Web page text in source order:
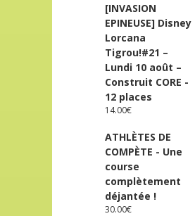
[INVASION
EPINEUSE] Disney
Lorcana
Tigrou!#21 –
Lundi 10 août –
Construit CORE -
12 places
14.00€
ATHLÈTES DE
COMPÈTE - Une
course
complètement
déjantée !
30.00€